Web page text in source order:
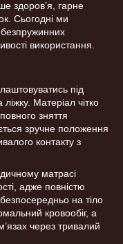
здоров’я, гарне
Сьогодні ми
безпружинних
використання.
під
Матеріал чітко
зняття
зручне положення
контакту з
матрасі
адже повністю
на тіло
кровообіг, а
через тривалий